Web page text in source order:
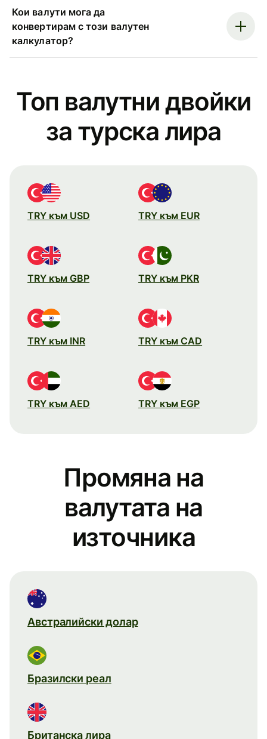
Кои валути мога да
конвертирам с този валутен
калкулатор?
Топ валутни двойки
за турска лира
TRY към USD TRY към EUR
TRY към GBP TRY към PKR
TRY към INR TRY към CAD
TRY към AED TRY към EGP
Промяна на
валутата на
източника
Австралийски долар
Бразилски реал
Британска лира